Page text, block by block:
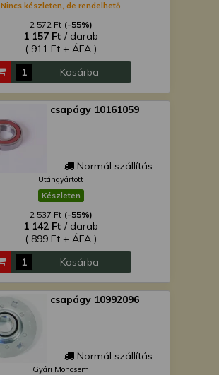
Nincs készleten, de rendelhető
2 572 Ft (-55%)
1 157 Ft / darab
( 911 Ft + ÁFA )
Kosárba
csapágy 10161059
Normál szállítás
Utángyártott
Készleten
2 537 Ft (-55%)
1 142 Ft / darab
( 899 Ft + ÁFA )
Kosárba
csapágy 10992096
Normál szállítás
Gyári Monosem